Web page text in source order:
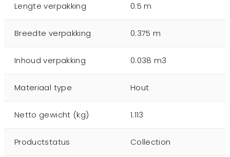
Lengte verpakking 0.5 m
Breedte verpakking 0.375 m
Inhoud verpakking 0.038 m3
Materiaal type Hout
Netto gewicht (kg) 1.113
Productstatus Collection